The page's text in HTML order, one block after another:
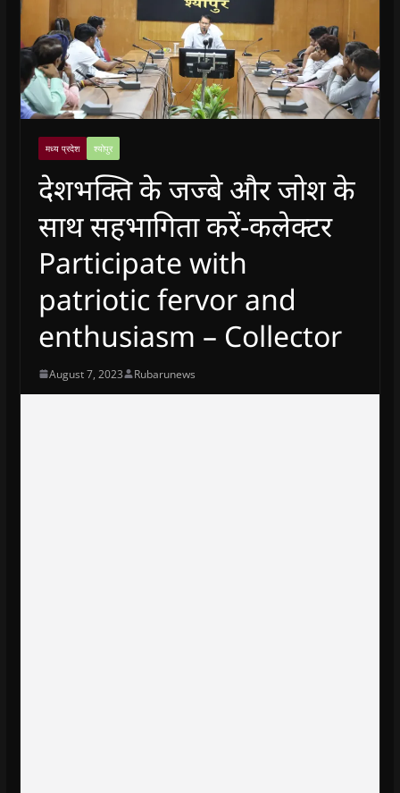
मध्य प्रदेश श्योपुर
देशभक्ति के जज्बे और जोश के
साथ सहभागिता करें-कलेक्टर
Participate with
patriotic fervor and
enthusiasm – Collector
August 7, 2023 Rubarunews